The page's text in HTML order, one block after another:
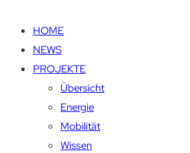
HOME
NEWS
PROJEKTE
Übersicht
Energie
Mobilität
Wissen